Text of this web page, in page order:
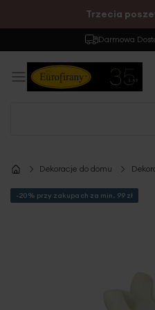
Trzecia
Darmowa
Dekoracje do domu
-20% przy zakupach za min. 99 zł